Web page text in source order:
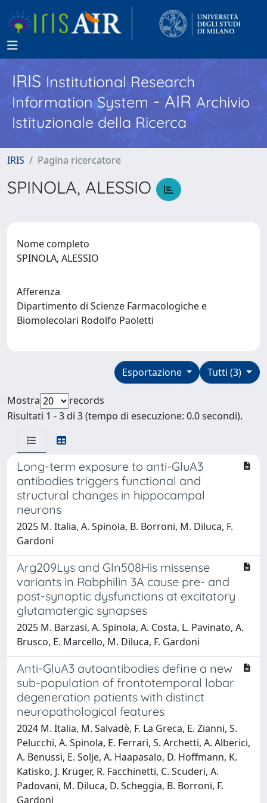
IRISInstitutional Research
Information System - AIR Archivio
Istituzionale della Ricerca
IRIS Pagina ricercatore
SPINOLA, ALESSIO
Nome completo
SPINOLA, ALESSIO
Afferenza
Dipartimento di Scienze Farmacologiche e
Biomolecolari Rodolfo Paoletti
Tutti (3)
Esportazione
Mostra
records
Risultati 1 - 3 di 3 (tempo di esecuzione: 0.0 secondi).
Long-term exposure to anti-GluA3
antibodies triggers functional and
structural changes in hippocampal
neurons
2025 M. Italia, A. Spinola, B. Borroni, M. Diluca, F.
Gardoni
Arg209Lys and Gln508His missense
variants in Rabphilin 3A cause pre- and
post-synaptic dysfunctions at excitatory
glutamatergic synapses
2025 M. Barzasi, A. Spinola, A. Costa, L. Pavinato, A.
Brusco, E. Marcello, M. Diluca, F. Gardoni
Anti-GluA3 autoantibodies define a new
sub-population of frontotemporal lobar
degeneration patients with distinct
neuropathological features
2024 M. Italia, M. Salvadè, F. La Greca, E. Zianni, S.
Pelucchi, A. Spinola, E. Ferrari, S. Archetti, A. Alberici,
A. Benussi, E. Solje, A. Haapasalo, D. Hoffmann, K.
Katisko, J. Krüger, R. Facchinetti, C. Scuderi, A.
Padovani, M. Diluca, D. Scheggia, B. Borroni, F.
Gardoni